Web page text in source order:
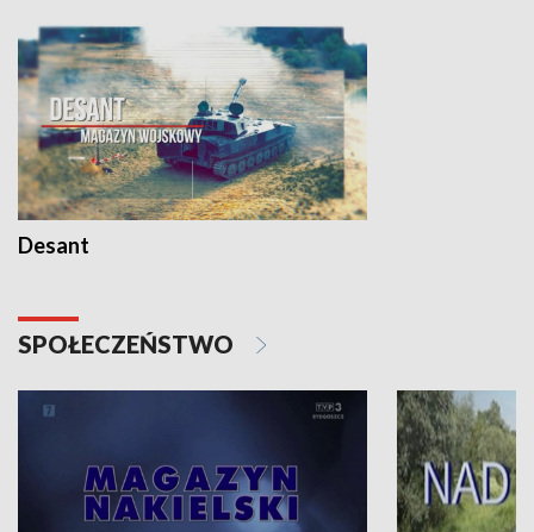
Desant
SPOŁECZEŃSTWO